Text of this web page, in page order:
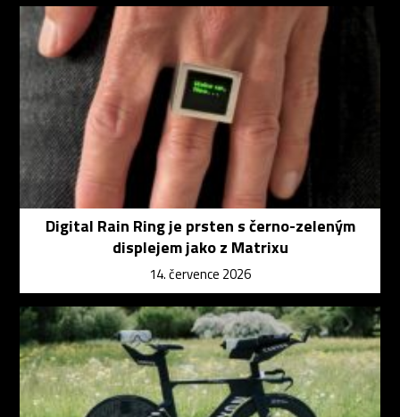
Digital Rain Ring je prsten s černo-zeleným
displejem jako z Matrixu
14. července 2026